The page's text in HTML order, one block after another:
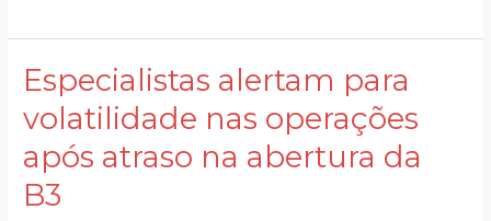
Especialistas alertam para
volatilidade nas operações
após atraso na abertura da
B3
Especialistas
alertam
para
volatilidade
nas
operações